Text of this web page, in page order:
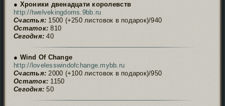
● Хроники двенадцати королевств
http://twelvekingdoms.9bb.ru
Счастья: 1500 (+250 листовок в подарок)/940
Остаток: 810
Сегодня: 40
● Wind Of Change
http://lovelesswindofchange.mybb.ru
Счастья: 2000 (+100 листовок в подарок)/950
Остаток: 1150
Сегодня: 50